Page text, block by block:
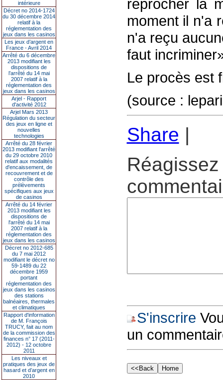
intérieure
Décret no 2014-1724
du 30 décembre 2014
relatif à la
réglementation des
jeux dans les casinos
Les jeux d’argent en
France - Avril 2014
Arrêté du 6 décembre
2013 modifiant les
dispositions de
l’arrêté du 14 mai
2007 relatif à la
réglementation des
jeux dans les casinos
Arjel - Rapport
d'activité 2012
Arjel Mars 2013
Régulation du secteur
des jeux en ligne et
nouvelles
technologies
Arrêté du 28 février
2013 modifiant l'arrêté
du 29 octobre 2010
relatif aux modalités
d'encaissement, de
recouvrement et de
contrôle des
prélèvements
spécifiques aux jeux
de casinos
Arrêté du 14 février
2013 modifiant les
dispositions de
l'arrêté du 14 mai
2007 relatif à la
réglementation des
jeux dans les casinos
Décret no 2012-685
du 7 mai 2012
modifiant le décret no
59-1489 du 22
décembre 1959
portant
réglementation des
jeux dans les casinos
des stations
balnéaires, thermales
et climatiques
Rapport d'information
de M. François
TRUCY, fait au nom
de la commission des
finances n° 17 (2011-
2012) - 12 octobre
2011
Les niveaux et
pratiques des jeux de
hasard et d’argent en
2010
reprocher la
moment il n'a
n'a reçu
faut
Le procès est
(source :
Share |
S'inscrire
un